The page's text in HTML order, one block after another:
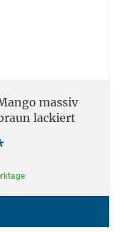
massiv
lackiert